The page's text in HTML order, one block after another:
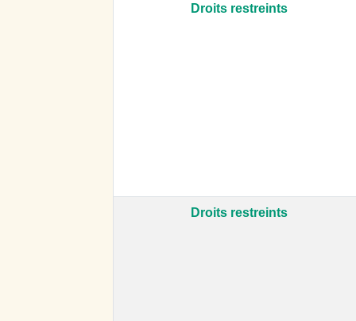
Droits restreints
Droits restreints